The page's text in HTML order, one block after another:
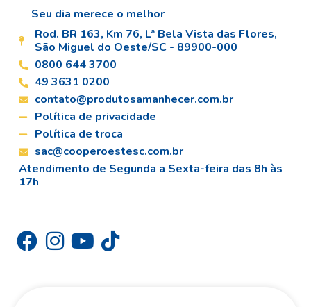
Seu dia merece o melhor
Rod. BR 163, Km 76, Lª Bela Vista das Flores,
São Miguel do Oeste/SC - 89900-000
0800 644 3700
49 3631 0200
contato@produtosamanhecer.com.br
Política de privacidade
Política de troca
sac@cooperoestesc.com.br
Atendimento de Segunda a Sexta-feira das 8h às
17h